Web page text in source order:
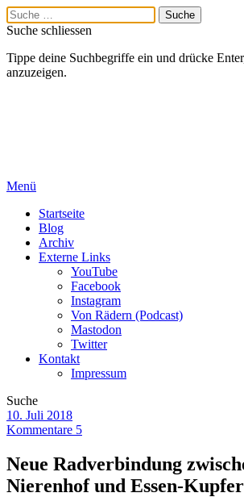
Suche schliessen
Tippe deine Suchbegriffe ein und drücke
anzuzeigen.
Menü
Startseite
Blog
Archiv
Externe Links
YouTube
Facebook
Instagram
Von Rädern (Podcast)
Mastodon
Twitter
Kontakt
Impressum
Suche
10. Juli 2018
Kommentare 5
Neue Radverbindung
Nierenhof und Essen-